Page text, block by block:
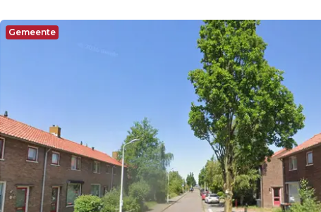
Gemeente